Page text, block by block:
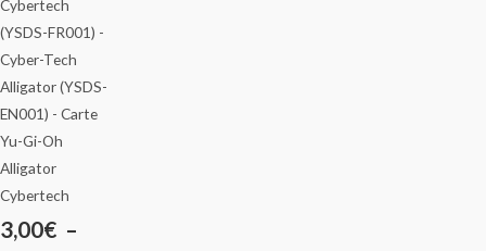
Alligator
Cybertech
3,00€ –